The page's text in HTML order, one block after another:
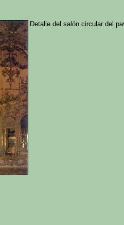
Detalle del salón circular del